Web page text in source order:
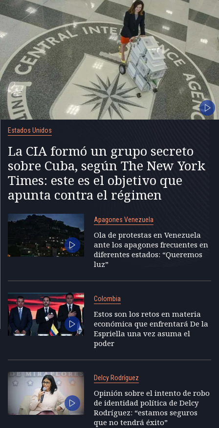
Estados Unidos
La CIA formó un grupo secreto
sobre Cuba, según The New York
Times: este es el objetivo que
apunta contra el régimen
Apagones Venezuela
Ola de protestas en Venezuela
ante los apagones frecuentes en
diferentes estados: “Queremos
luz”
Colombia
Estos son los retos en materia
económica que enfrentará De la
Espriella una vez asuma el
poder
Delcy Rodríguez
Opinión sobre el intento de robo
de identidad política de Delcy
Rodríguez: “estamos seguros
que no tendrá éxito”